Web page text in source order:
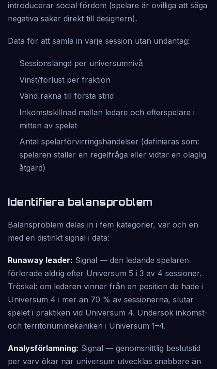
introducerar social fördom (spelare är ovilliga att säga
negativa saker direkt till designern).
Data för att samla in varje session utan undantag:
Sessionslängd per universumnivå
Vinst/förlust per fraktion
Vänd räkna till första strid
Inkomstskillnad mellan ledare och efterspelare i
mitten av spelet
Antal spelarförvirringshändelser (definieras som:
spelaren ställer en regelfråga eller vidtar en olaglig
åtgärd)
Identifiera balansproblem
Balansproblem delas in i fem kategorier, var och en
med en distinkt signal i data:
Runaway leader: Signal — den ledande spelaren
förlorade aldrig efter Universum 5 i 3 av 4 sessioner.
Tröskel: om ledaren vinner från en position de hade i
Universum 4 i mer än 70 % av sessionerna, slutar
spelet i praktiken vid Universum 4. Undersök inkomst-
och territoriummekaniken i Universum 1–4.
Analysförlamning: Signal — genomsnittlig beslutstid
per varv ökar när universum utvecklas snabbare än